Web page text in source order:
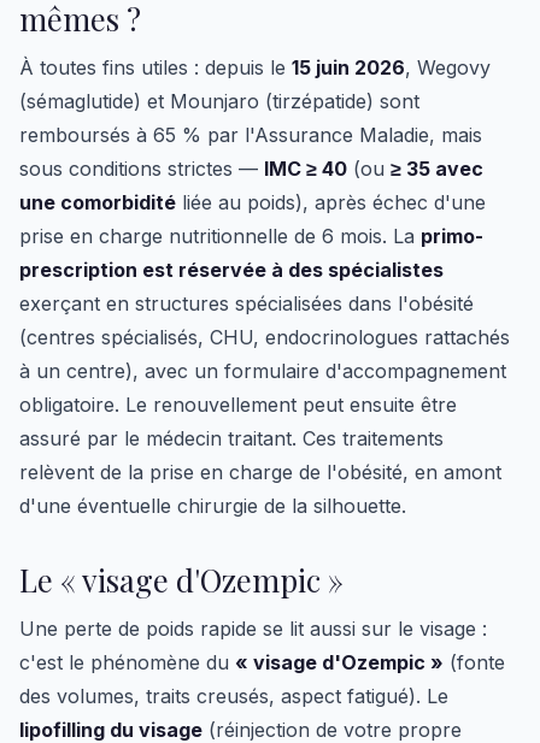
mêmes ?
À toutes fins utiles : depuis le 15 juin 2026, Wegovy
(sémaglutide) et Mounjaro (tirzépatide) sont
remboursés à 65 % par l'Assurance Maladie, mais
sous conditions strictes — IMC ≥ 40 (ou ≥ 35 avec
une comorbidité liée au poids), après échec d'une
prise en charge nutritionnelle de 6 mois. La primo-
prescription est réservée à des spécialistes
exerçant en structures spécialisées dans l'obésité
(centres spécialisés, CHU, endocrinologues rattachés
à un centre), avec un formulaire d'accompagnement
obligatoire. Le renouvellement peut ensuite être
assuré par le médecin traitant. Ces traitements
relèvent de la prise en charge de l'obésité, en amont
d'une éventuelle chirurgie de la silhouette.
Le « visage d'Ozempic »
Une perte de poids rapide se lit aussi sur le visage :
c'est le phénomène du « visage d'Ozempic » (fonte
des volumes, traits creusés, aspect fatigué). Le
lipofilling du visage (réinjection de votre propre